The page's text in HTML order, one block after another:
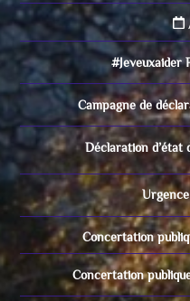
#Jeveuxaider
Campagne de
Déclaration d’état
Concertation
Concertation